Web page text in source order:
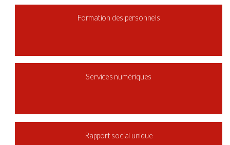
Formation des personnels
Services numériques
Rapport social unique